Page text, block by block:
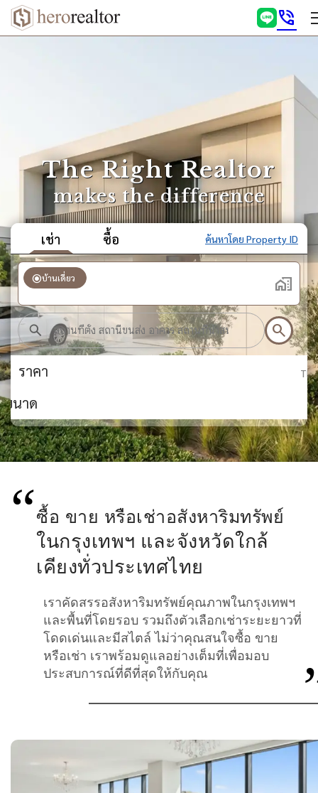
phone_in_talk
The Right Realtor
makes the difference
เช่า ซื้อ ค้นหาโดย Property ID
home_work
radio_button_checkedบ้านเดี่ยว
search
ราคา THB
ขนาด
close
ราคาอสังหาริมทรัพย์
ราคาขั้นต่ำ
ตกลง
close
ขนาดทรัพย์สิน
ขนาด(ขั้นต่ำ)
ตกลง
close
ดูรายละเอียดอสังหาริมทรัพย์เฉพาะเจาะจง
โดยใช้รหัสประจำตัว
รหัสทรัพย์สิน
“ซื้อ ขาย หรือเช่าอสังหาริมทรัพย์
ในกรุงเทพฯ และจังหวัดใกล้
เคียงทั่วประเทศไทย
เราคัดสรรอสังหาริมทรัพย์คุณภาพในกรุงเทพฯ
และพื้นที่โดยรอบ รวมถึงตัวเลือกเช่าระยะยาวที่
โดดเด่นและมีสไตล์ ไม่ว่าคุณสนใจซื้อ ขาย
หรือเช่า เราพร้อมดูแลอย่างเต็มที่เพื่อมอบ
ประสบการณ์ที่ดีที่สุดให้กับคุณ